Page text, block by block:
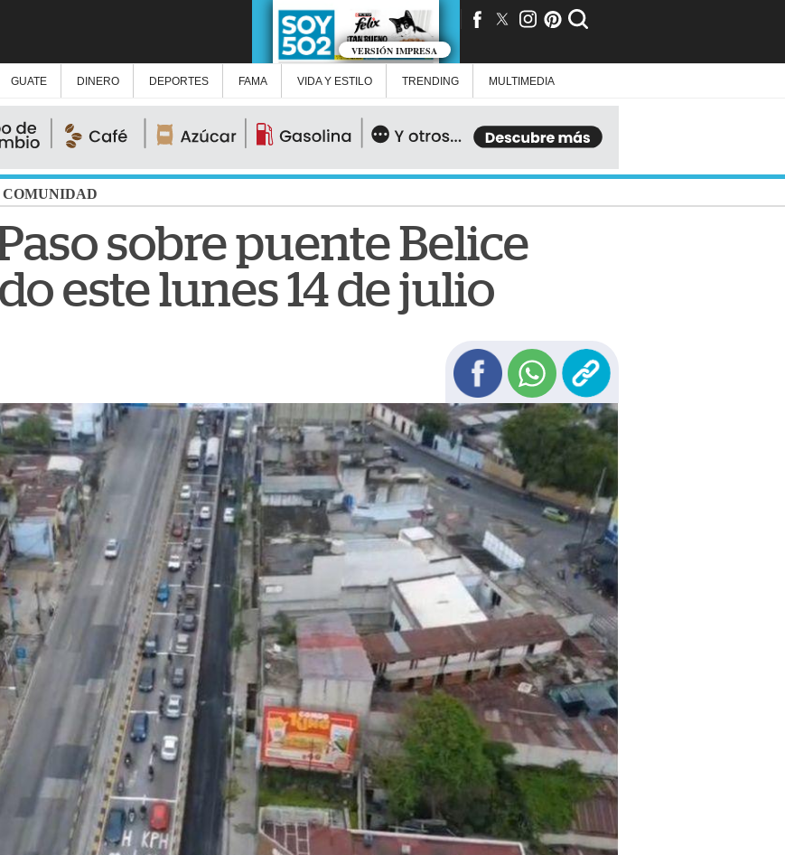
VERSIÓN IMPRESA
GUATE DINERO DEPORTES FAMA VIDA Y ESTILO TRENDING MULTIMEDIA
COMUNIDAD
sobre puente Belice
este lunes 14 de julio